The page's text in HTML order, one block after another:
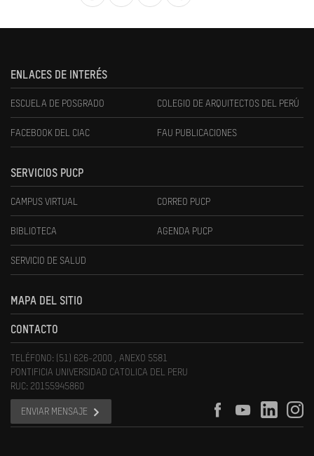
ENLACES DE INTERÉS
ESCUELA DE POSGRADO COLEGIO DE ARQUITECTOS DEL PERÚ
FACEBOOK DEL CIAC FAU PUBLICACIONES
SERVICIOS PUCP
CAMPUS VIRTUAL CORREO PUCP
BIBLIOTECA AGENDA PUCP
SERVICIO DE SALUD
MAPA DEL SITIO
CONTACTO
TELÉFONO: (51) 626-2000 , ANEXO 5581
PONTIFICIA UNIVERSIDAD CATOLICA DEL PERU
RUC: 20155945860
ENVIAR MENSAJE